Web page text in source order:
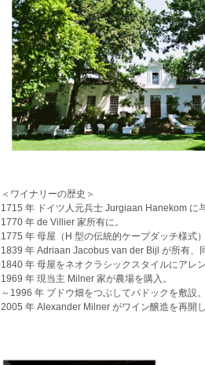
＜ワイナリーの歴史＞
1715 年 ドイツ人元兵士 Jurgiaan Hanekom に
1770 年 de Villier 家所有に。
1775 年 母屋（H 型の伝統的ケープダッチ様式
1839 年 Adriaan Jacobus van der Bijl が所有、
1840 年 母屋をネオクラシックスタイルにアレ
1969 年 現当主 Milner 家が農場を購入。
～1996 年 ブドウ畑をつぶしてパドックを敷設
2005 年 Alexander Milner がワイン醸造を再開し